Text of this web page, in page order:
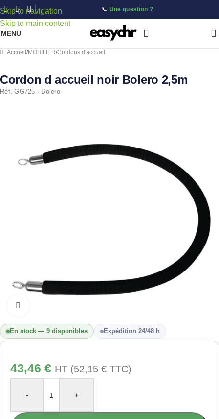
Skip to navigation
Skip to main content
📞 Une question ?
MENU
Accueil /MOBILIER/Cordons d'accueil
Cordon d accueil noir Bolero 2,5m
Réf. GG725 · Bolero
En stock — 9 disponibles Expédition 24/48 h
43,46 € HT (52,15 € TTC)
- +